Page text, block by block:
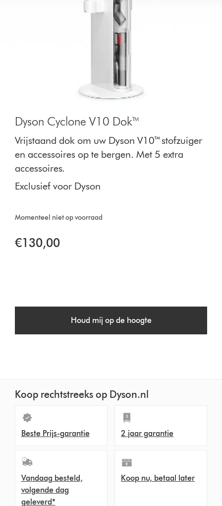
Dyson Cyclone V10 Dok™
Vrijstaand dok om uw Dyson V10™ stofzuiger
en accessoires op te bergen. Met 5 extra
accessoires.
Exclusief voor Dyson
Momenteel niet op voorraad
€130,00
Houd mij op de hoogte
Koop rechtstreeks op Dyson.nl
Beste Prijs-garantie 2 jaar garantie
Vandaag besteld,
volgende dag
geleverd*
Koop nu, betaal later